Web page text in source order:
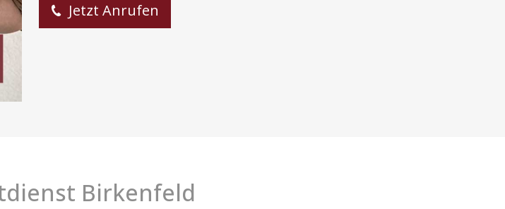
Jetzt Anrufen
Birkenfeld